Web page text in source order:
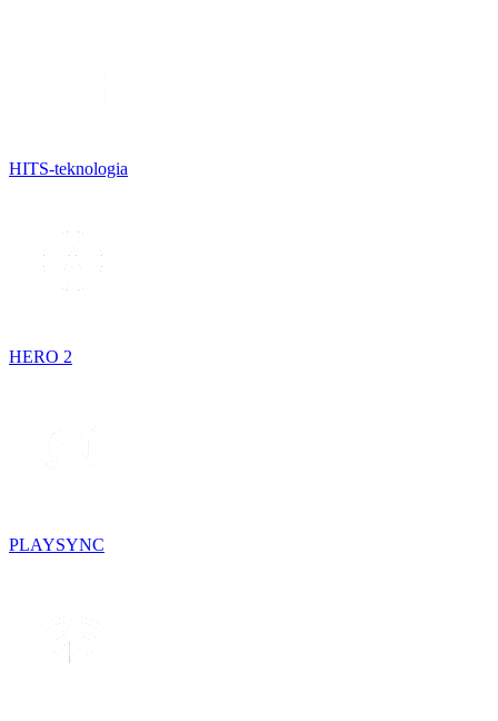
HITS-teknologia
HERO 2
PLAYSYNC